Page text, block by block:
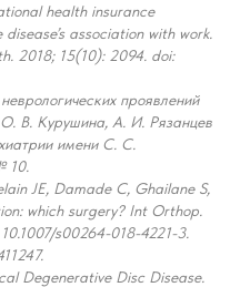
health insurance
association with work.
2018; 15(10): 2094. doi:
проявлений
В. Курушина, А. И. Рязанцев
имени С. С.
10.
JE, Damade C, Ghailane S,
which surgery? Int Orthop.
s00264-018-4221-3.
Degenerative Disc Disease.